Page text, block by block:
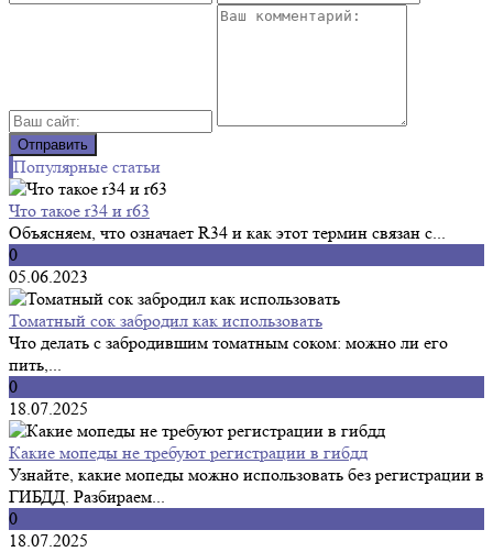
Популярные статьи
Что такое r34 и r63
Объясняем, что означает R34 и как этот термин связан с...
0
05.06.2023
Томатный сок забродил как использовать
Что делать с забродившим томатным соком: можно ли его
пить,...
0
18.07.2025
Какие мопеды не требуют регистрации в гибдд
Узнайте, какие мопеды можно использовать без регистрации в
ГИБДД. Разбираем...
0
18.07.2025